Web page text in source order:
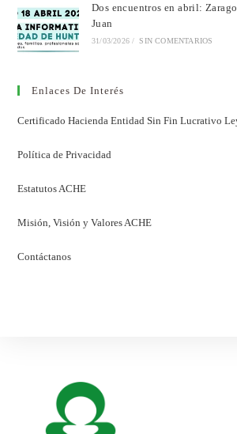
Dos encuentros en abril:
Juan
31/03/2026 / SIN COMENTARIOS
Enlaces De Interés
Certificado Hacienda Entidad Sin Fin Lucrativo
Política de Privacidad
Estatutos ACHE
Misión, Visión y Valores ACHE
Contáctanos